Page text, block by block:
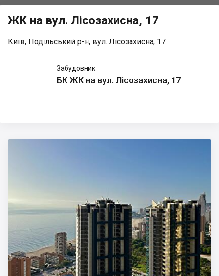
ЖК на вул. Лісозахисна, 17
Київ, Подільський р-н, вул. Лісозахисна, 17
Забудовник
БК ЖК на вул. Лісозахисна, 17